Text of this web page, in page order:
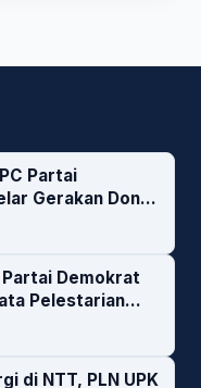
Partai
Gerakan Donor
Demokrat
Pelestarian
di NTT, PLN UPK